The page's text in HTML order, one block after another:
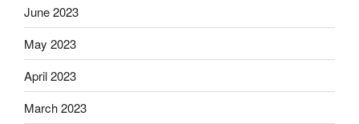
June 2023
May 2023
April 2023
March 2023